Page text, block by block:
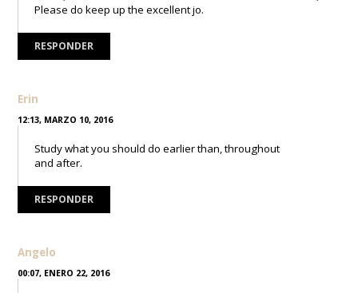
Please do keep up the excellent jo.
RESPONDER
Erin
12:13, MARZO 10, 2016
Study what you should do earlier than, throughout
and after.
RESPONDER
Angelo
00:07, ENERO 22, 2016